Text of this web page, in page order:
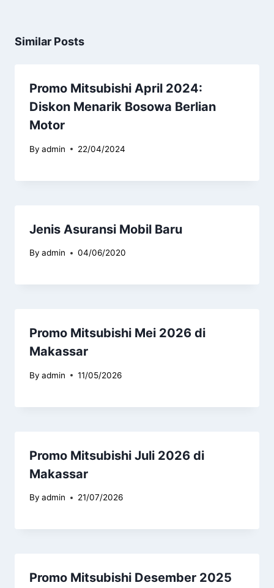
Similar Posts
Promo Mitsubishi April 2024:
Diskon Menarik Bosowa Berlian
Motor
By admin 22/04/2024
Jenis Asuransi Mobil Baru
By admin 04/06/2020
Promo Mitsubishi Mei 2026 di
Makassar
By admin 11/05/2026
Promo Mitsubishi Juli 2026 di
Makassar
By admin 21/07/2026
Promo Mitsubishi Desember 2025